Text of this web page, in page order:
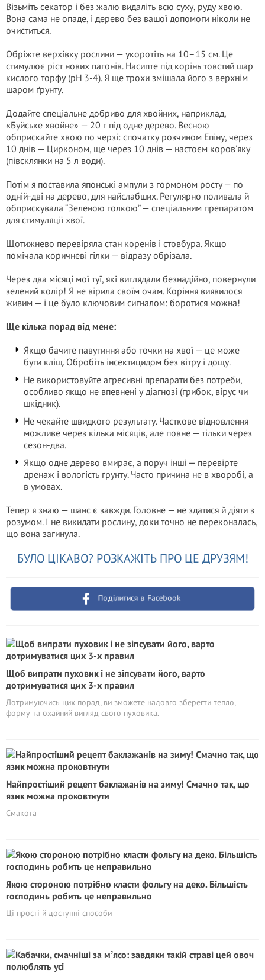
Візьміть секатор і без жалю видаліть всю суху, руду хвою.
Вона сама не опаде, і дерево без вашої допомоги ніколи не
очиститься.
Обріжте верхівку рослини — укоротіть на 10–15 см. Це
стимулює ріст нових пагонів. Насипте під корінь товстий шар
кислого торфу (рН 3-4). Я ще трохи змішала його з верхнім
шаром ґрунту.
Додайте спеціальне добриво для хвойних, наприклад,
«Буйське хвойне» — 20 г під одне дерево. Весною
обприскайте хвою по черзі: спочатку розчином Епіну, через
10 днів — Цирконом, ще через 10 днів — настоєм коров’яку
(півсклянки на 5 л води).
Потім я поставила японські ампули з гopмонoм poстy — по
одній-дві на дерево, для найслабших. Регулярно поливала й
обприскувала “Зеленою голкою” — спеціальним препаратом
для стимуляції хвої.
Щотижнево перевіряла стан коренів і стовбура. Якщо
помічала коричневі гілки — відразу обрізала.
Через два місяці мої туї, які виглядали безнадійно, повернули
зелений колір! Я не вірила своїм очам. Коріння виявилося
живим — і це було ключовим сигналом: боротися можна!
Ще кілька порад від мене:
Якщо бачите павутиння або точки на хвої — це може
бути кліщ. Обробіть інсектицидом без вітру і дощу.
Не використовуйте агресивні препарати без потреби,
особливо якщо не впевнені у діaгнозi (грибок, вірус чи
шкідник).
Не чекайте швидкого результату. Часткове відновлення
можливе через кілька місяців, але повне — тільки через
сезон-два.
Якщо одне дерево вмиpaє, а поруч інші — перевірте
дренаж і вологість ґрунту. Часто причина не в хворобі, а
в умовах.
Тепер я знаю — шанс є завжди. Головне — не здатися й діяти з
розумом. І не викидати рослину, доки точно не переконалась,
що вона зaгинyлa.
БУЛО ЦІКАВО? РОЗКАЖІТЬ ПРО ЦЕ ДРУЗЯМ!
Поділитися в Facebook
Щоб випрати пуховик і не зіпсувати його, варто
дотримуватися цих 3-х правил
Дотримуючись цих порад, ви зможете надовго зберегти тепло,
форму та охайний вигляд свого пуховика.
Найпростіший рецепт баклажанів на зиму! Смачно так, що
язик можна проковтнути
Смакота
Якою стороною потрібно класти фольгу на деко. Більшість
господинь робить це неправильно
Ці прості й доступні способи